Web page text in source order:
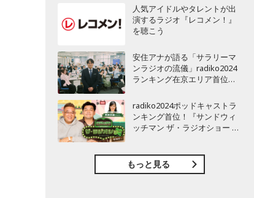
人気アイドルやタレントが出
演するラジオ『レコメン！』
を聴こう
安住アナが語る「サラリーマ
ンラジオの流儀」radiko2024
ランキング在京エリア首位
曜天国』インタビュー
radiko2024ポッドキャストラ
ンキング首位！『サンドウィ
ッチマン ザ・ラジオショー サ
もっと見る